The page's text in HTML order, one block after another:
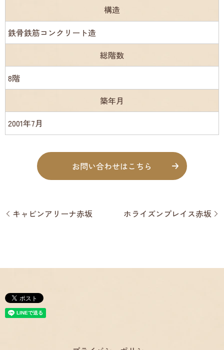
構造
鉄骨鉄筋コンクリート造
総階数
8階
築年月
2001年7月
お問い合わせはこちら
キャビンアリーナ赤坂 ホライズンプレイス赤坂